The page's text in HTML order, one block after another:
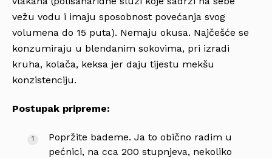
vežu vodu i imaju sposobnost povećanja svog
volumena do 15 puta). Nemaju okusa. Najčešće se
konzumiraju u blendanim sokovima, pri izradi
kruha, kolača, keksa jer daju tijestu mekšu
konzistenciju.
Postupak pripreme:
Popržite bademe. Ja to obično radim u
pećnici, na cca 200 stupnjeva, nekoliko